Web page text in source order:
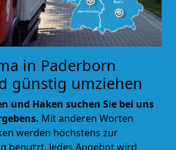
in Paderborn
günstig umziehen
und Haken suchen Sie bei uns
Mit anderen Worten
werden höchstens zur
benutzt. Jedes Angebot wird